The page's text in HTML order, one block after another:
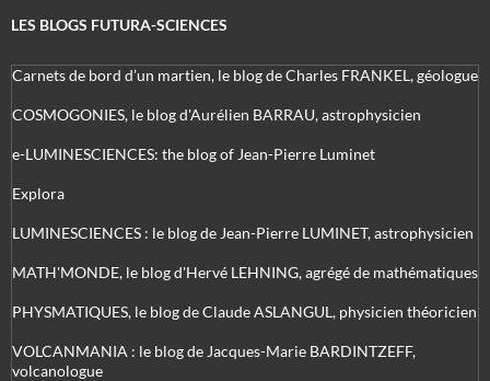
LES BLOGS FUTURA-SCIENCES
Carnets de bord d’un martien, le blog de Charles FRANKEL, géologue
COSMOGONIES, le blog d'Aurélien BARRAU, astrophysicien
e-LUMINESCIENCES: the blog of Jean-Pierre Luminet
Explora
LUMINESCIENCES : le blog de Jean-Pierre LUMINET, astrophysicien
MATH'MONDE, le blog d'Hervé LEHNING, agrégé de mathématiques
PHYSMATIQUES, le blog de Claude ASLANGUL, physicien théoricien
VOLCANMANIA : le blog de Jacques-Marie BARDINTZEFF,
volcanologue